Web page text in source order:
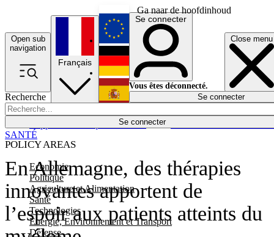
Ga naar de hoofdinhoud
Open sub
navigation
Close menu
Recherche
Se connecter
POLICY AREAS
Economie
Politique
Agriculture et Alimentation
Santé
Technologies
Energie, Environnement et Transport
Défense
Économie
Français
English
Deutsch
Español
Se connecter
Vous êtes déconnecté.
Se connecter
En Allemagne, des thérapies
innovantes apportent de
l’espoir aux patients atteints du
SANTÉ